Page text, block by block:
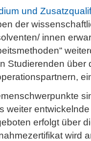
und
der
innen
Studierenden über
weiter
erfolgt über
wird